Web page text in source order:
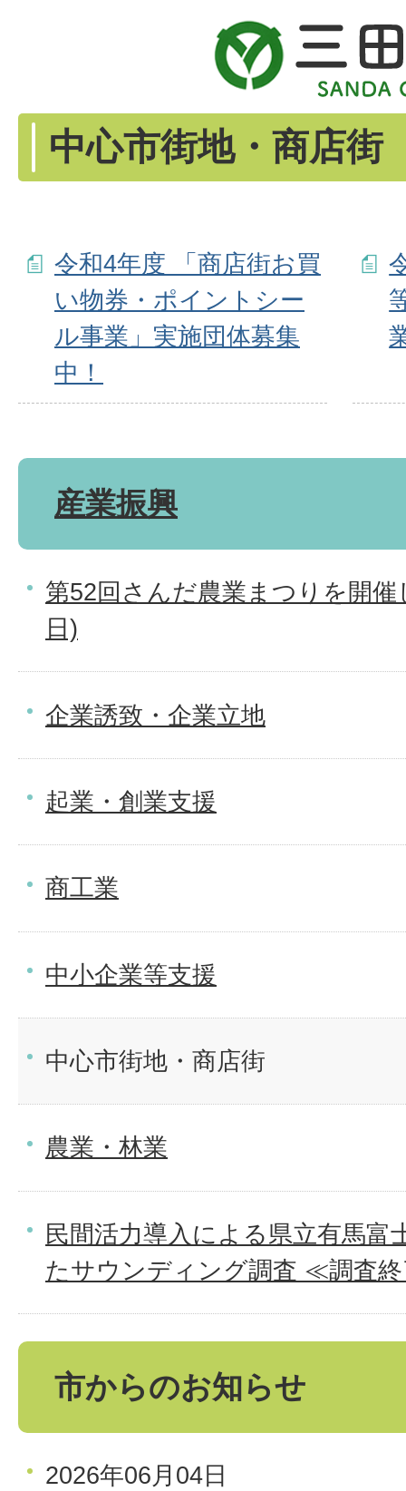
中心市街地・商店街
令和4年度 「商店街お買
い物券・ポイントシー
ル事業」実施団体募集
中！
産業振興
第52回さんだ農業まつりを開
日)
企業誘致・企業立地
起業・創業支援
商工業
中小企業等支援
中心市街地・商店街
農業・林業
民間活力導入による県立有馬富
たサウンディング調査 ≪調査
市からのお知らせ
2026年06月04日